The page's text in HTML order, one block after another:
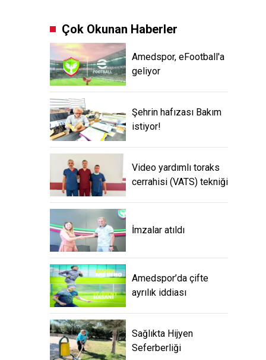
Çok Okunan Haberler
Amedspor, eFootball'a
geliyor
Şehrin hafızası Bakım
istiyor!
Video yardımlı toraks
cerrahisi (VATS) tekniği
İmzalar atıldı
Amedspor’da çifte
ayrılık iddiası
Sağlıkta Hijyen
Seferberliği